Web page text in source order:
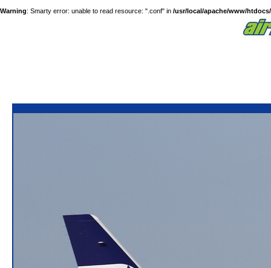
Warning: Smarty error: unable to read resource: ".conf" in /usr/local/apache/www/